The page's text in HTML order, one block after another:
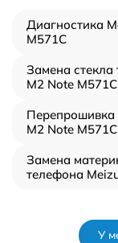
Диагностика
M571C
Замена стекла
M2 Note M571C
Перепрошивка
M2 Note M571C
Замена
телефона
У